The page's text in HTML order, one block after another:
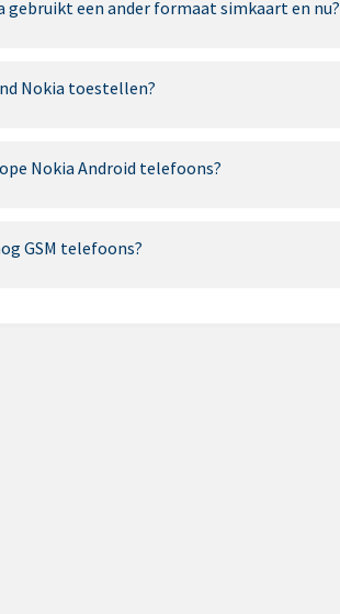
gebruikt een ander formaat simkaart en nu?
Nokia toestellen?
Nokia Android telefoons?
GSM telefoons?